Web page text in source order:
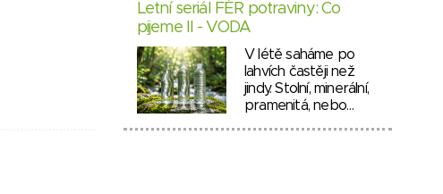
Letní seriál FÉR potraviny: Co
pijeme II - VODA
V létě saháme po
lahvích častěji než
jindy. Stolní, minerální,
pramenitá, nebo…